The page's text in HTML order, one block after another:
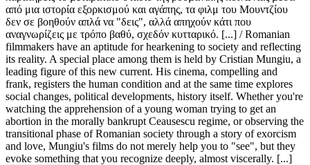
από μια ιστορία εξορκισμού και αγάπης, τα φιλμ του Μουντζίου
δεν σε βοηθούν απλά να "δεις", αλλά απηχούν κάτι που
αναγνωρίζεις με τρόπο βαθύ, σχεδόν κυτταρικό. [...] / Romanian
filmmakers have an aptitude for hearkening to society and reflecting
its reality. A special place among them is held by Cristian Mungiu, a
leading figure of this new current. His cinema, compelling and
frank, registers the human condition and at the same time explores
social changes, political developments, history itself. Whether you're
watching the apprehension of a young woman trying to get an
abortion in the morally bankrupt Ceausescu regime, or observing the
transitional phase of Romanian society through a story of exorcism
and love, Mungiu's films do not merely help you to "see", but they
evoke something that you recognize deeply, almost viscerally. [...]